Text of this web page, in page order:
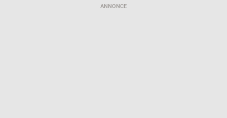
ANNONCE